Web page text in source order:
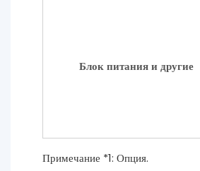
Блок питания и другие
Примечание *1: Опция.